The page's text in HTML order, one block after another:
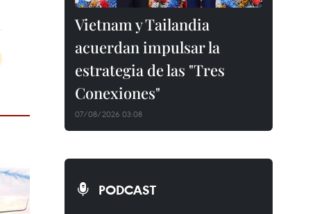
Vietnam y Tailandia
acuerdan impulsar la
estrategia de las "Tres
Conexiones"
07/08/2026 03:08
PODCAST